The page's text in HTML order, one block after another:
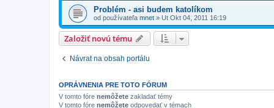
Problém - asi budem katolíkom
od používateľa mnet » Ut Okt 04, 2011 16:19
Založiť novú tému
Návrat na obsah portálu
OPRÁVNENIA PRE TOTO FÓRUM
V tomto fóre nemôžete zakladať témy
V tomto fóre nemôžete odpovedať v témach